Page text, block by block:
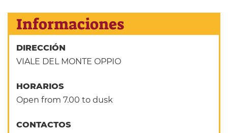
Informaciones
DIRECCIÓN
VIALE DEL MONTE OPPIO
HORARIOS
Open from 7.00 to dusk
CONTACTOS